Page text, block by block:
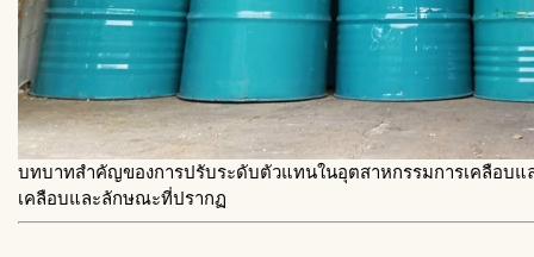
บทบาทสำคัญของการปรับระดับตัวแทนในอุตสาหกรรมการเคลือบ
เคลือบและลักษณะที่ปรากฏ